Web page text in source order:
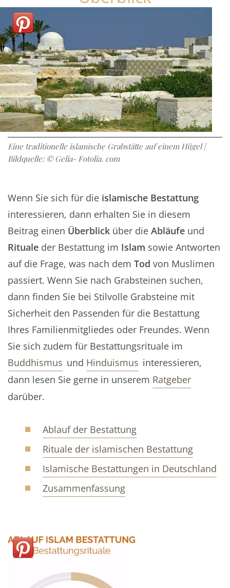
Eine traditionelle islamische Grabstätte auf einem Hügel |
Bildquelle: © Gelia- Fotolia. com
Wenn Sie sich für die islamische Bestattung
interessieren, dann erhalten Sie in diesem
Beitrag einen Überblick über die Abläufe und
Rituale der Bestattung im Islam sowie Antworten
auf die Frage, was nach dem Tod von Muslimen
passiert. Wenn Sie nach Grabsteinen suchen,
dann finden Sie bei Stilvolle Grabsteine mit
Sicherheit den Passenden für die Bestattung
Ihres Familienmitgliedes oder Freundes. Wenn
Sie sich zudem für Bestattungsrituale im
Buddhismus und Hinduismus interessieren,
dann lesen Sie gerne in unserem Ratgeber
darüber.
Ablauf der Bestattung
Rituale der islamischen Bestattung
Islamische Bestattungen in Deutschland
Zusammenfassung